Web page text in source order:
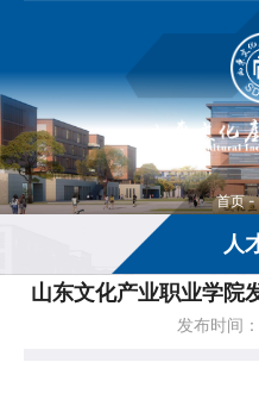
首页-
人
山东文化产业职业学院
发布时间